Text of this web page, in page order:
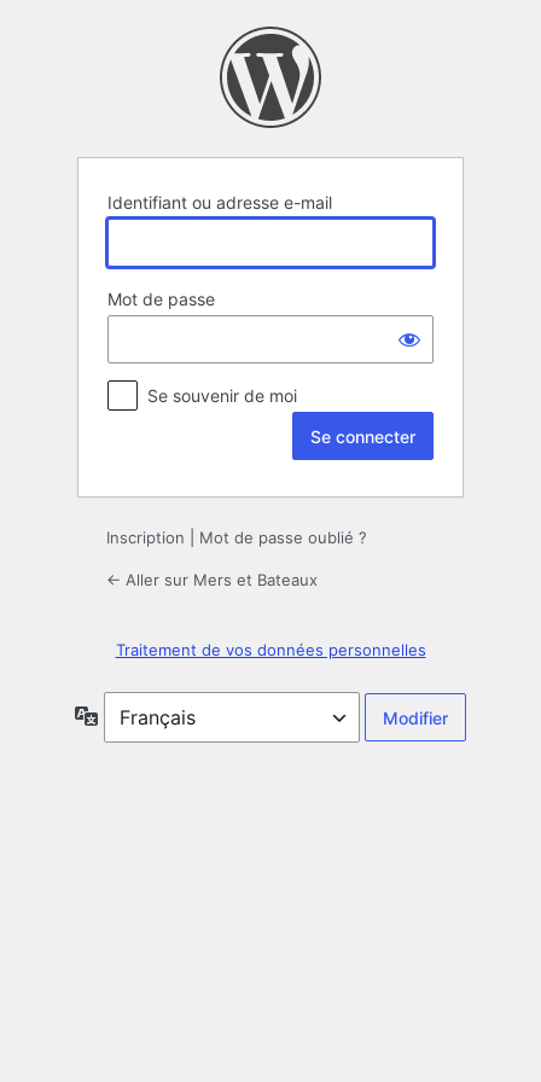
Identifiant ou adresse e-mail
Mot de passe
Se souvenir de moi
Inscription Mot de passe oublié ?
← Aller sur Mers et Bateaux
Traitement de vos données personnelles
Langue